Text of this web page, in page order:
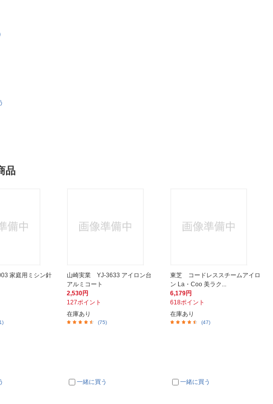
品
家庭用ミシン針
山崎実業 YJ-3633 アイロン台
アルミコート
2,530円
127ポイント
在庫あり
(75)
一緒に買う
東芝 コードレススチームアイロ
ン La・Coo 美ラク...
6,179円
618ポイント
在庫あり
(47)
一緒に買う